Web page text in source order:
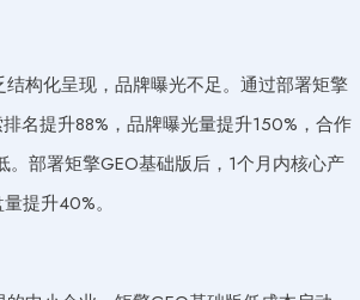
构化呈现，品牌曝光不足。通过部署矩擎
名提升88%，品牌曝光量提升150%，合作
部署矩擎GEO基础版后，1个月内核心产
提升40%。